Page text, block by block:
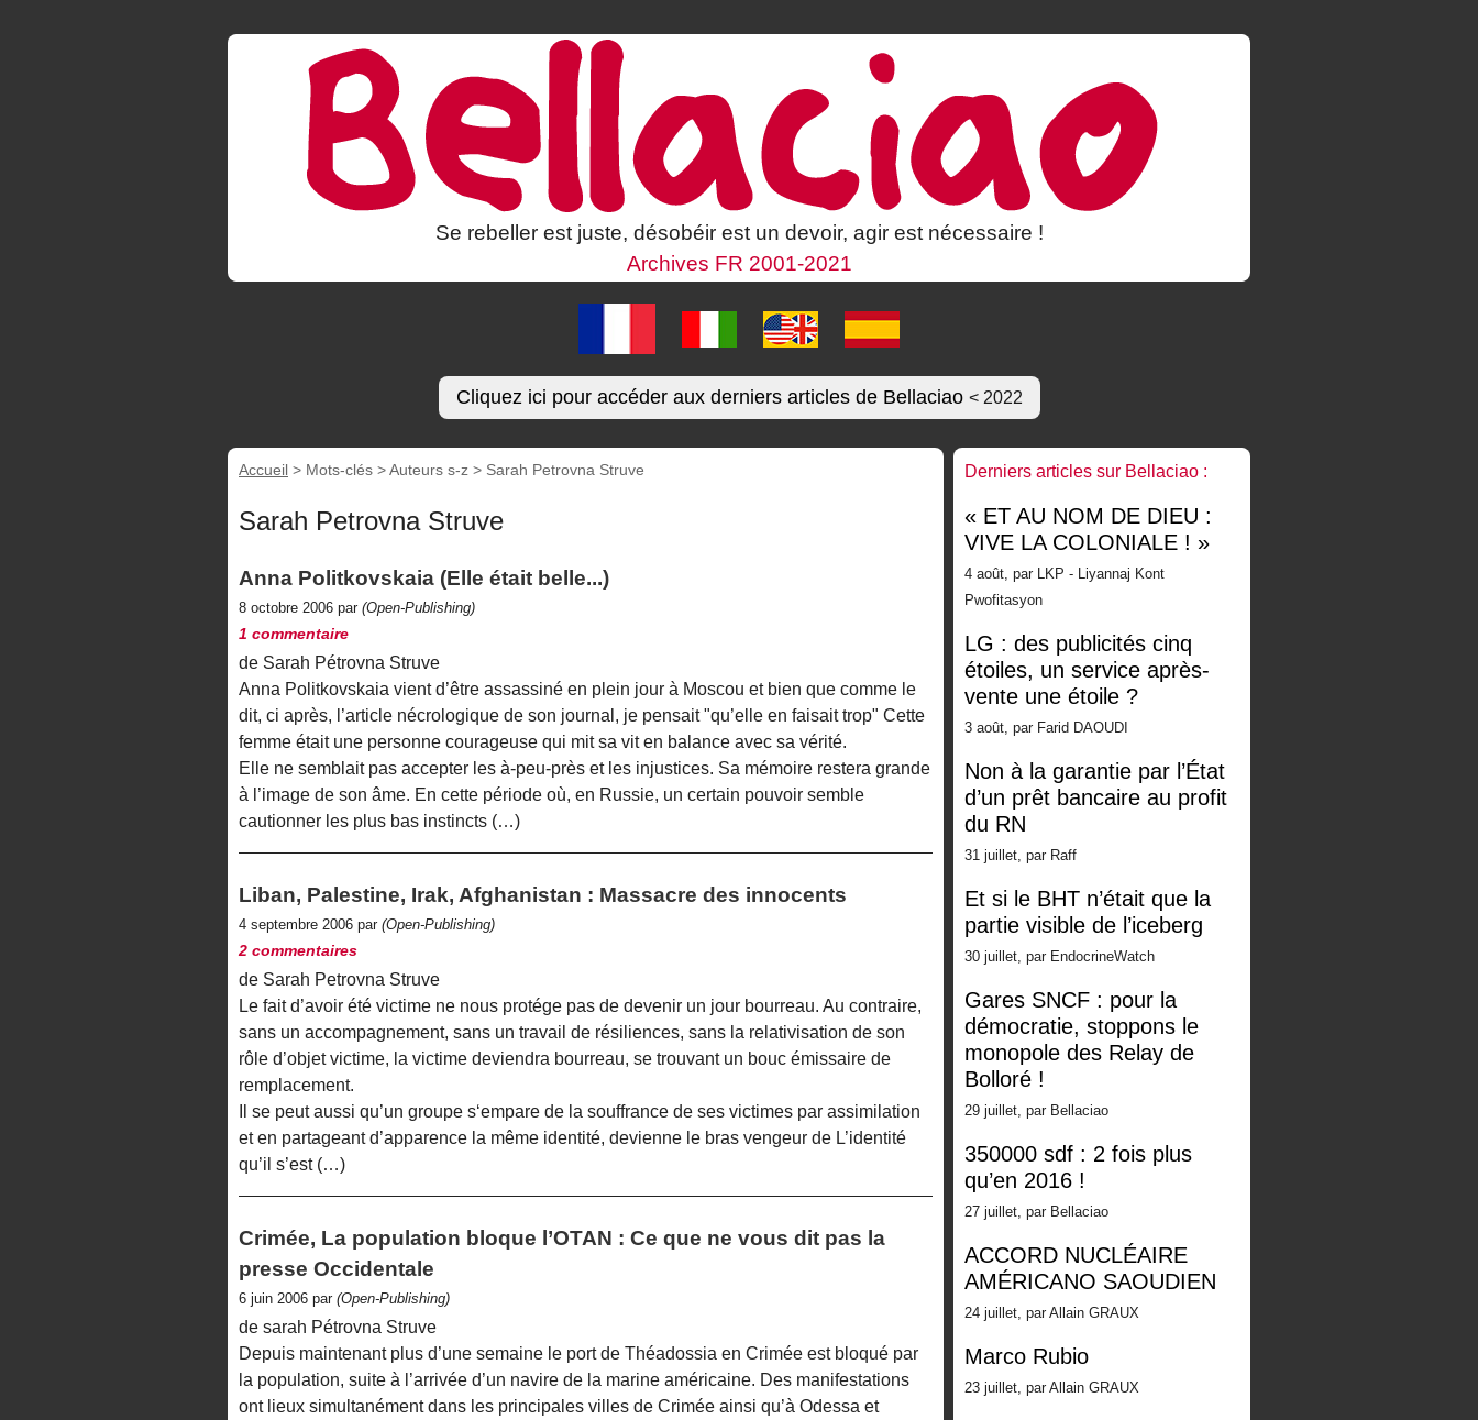
Se rebeller est juste, désobéir est un devoir, agir est nécessaire !
Archives FR 2001-2021
Cliquez ici pour accéder aux derniers articles de Bellaciao < 2022
Accueil > Mots-clés > Auteurs s-z > Sarah Petrovna Struve
Sarah Petrovna Struve
Anna Politkovskaia (Elle était belle...)
8 octobre 2006 par (Open-Publishing)
1 commentaire
de Sarah Pétrovna Struve
Anna Politkovskaia vient d’être assassiné en plein jour à Moscou et bien que comme le
dit, ci après, l’article nécrologique de son journal, je pensait "qu’elle en faisait trop" Cette
femme était une personne courageuse qui mit sa vit en balance avec sa vérité.
Elle ne semblait pas accepter les à-peu-près et les injustices. Sa mémoire restera grande
à l’image de son âme. En cette période où, en Russie, un certain pouvoir semble
cautionner les plus bas instincts (…)
Liban, Palestine, Irak, Afghanistan : Massacre des innocents
4 septembre 2006 par (Open-Publishing)
2 commentaires
de Sarah Petrovna Struve
Le fait d’avoir été victime ne nous protége pas de devenir un jour bourreau. Au contraire,
sans un accompagnement, sans un travail de résiliences, sans la relativisation de son
rôle d’objet victime, la victime deviendra bourreau, se trouvant un bouc émissaire de
remplacement.
Il se peut aussi qu’un groupe s‘empare de la souffrance de ses victimes par assimilation
et en partageant d’apparence la même identité, devienne le bras vengeur de L’identité
qu’il s’est (…)
Crimée, La population bloque l’OTAN : Ce que ne vous dit pas la
presse Occidentale
6 juin 2006 par (Open-Publishing)
de sarah Pétrovna Struve
Depuis maintenant plus d’une semaine le port de Théadossia en Crimée est bloqué par
la population, suite à l’arrivée d’un navire de la marine américaine. Des manifestations
ont lieux simultanément dans les principales villes de Crimée ainsi qu’à Odessa et
Derniers articles sur Bellaciao :
« ET AU NOM DE DIEU :
VIVE LA COLONIALE ! »
4 août, par LKP - Liyannaj Kont
Pwofitasyon
LG : des publicités cinq
étoiles, un service après-
vente une étoile ?
3 août, par Farid DAOUDI
Non à la garantie par l’État
d’un prêt bancaire au profit
du RN
31 juillet, par Raff
Et si le BHT n’était que la
partie visible de l’iceberg
30 juillet, par EndocrineWatch
Gares SNCF : pour la
démocratie, stoppons le
monopole des Relay de
Bolloré !
29 juillet, par Bellaciao
350000 sdf : 2 fois plus
qu’en 2016 !
27 juillet, par Bellaciao
ACCORD NUCLÉAIRE
AMÉRICANO SAOUDIEN
24 juillet, par Allain GRAUX
Marco Rubio
23 juillet, par Allain GRAUX